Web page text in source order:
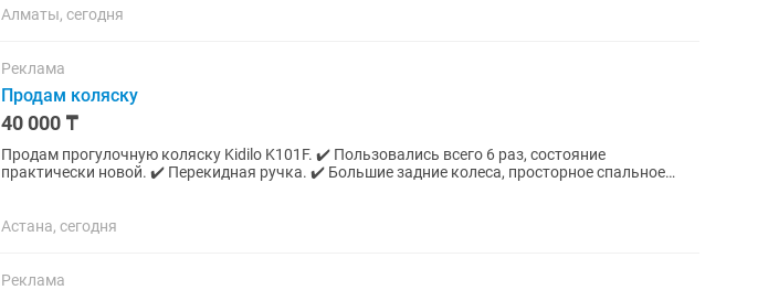
Алматы, сегодня
Реклама
Продам коляску
40 000 ₸
Продам прогулочную коляску Kidilo K101F. ✔️ Пользовались всего 6 раз, состояние
практически новой. ✔️ Перекидная ручка. ✔️ Большие задние колеса, просторное спальное
Астана, сегодня
Реклама